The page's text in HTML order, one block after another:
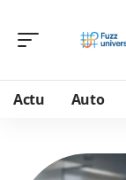
Actu Auto